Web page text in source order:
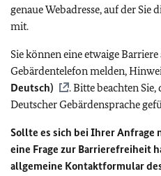
genaue Webadresse, auf der Sie
mit.
Sie können eine etwaige
Gebärdentelefon melden,
Deutsch)
. Bitte beachten
Deutscher Gebärdensprache
Sollte es sich bei Ihrer Anfrage
eine Frage zur Barrierefreiheit
allgemeine Kontaktformular